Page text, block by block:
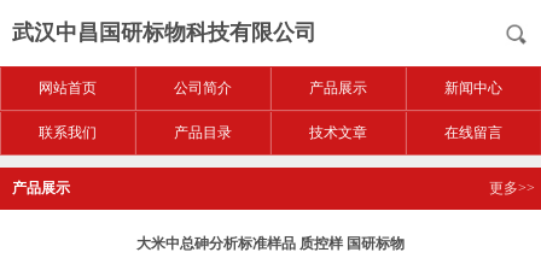
武汉中昌国研标物科技有限公司
网站首页 公司简介 产品展示 新闻中心
联系我们 产品目录 技术文章 在线留言
产品展示 更多>>
大米中总砷分析标准样品 质控样 国研标物